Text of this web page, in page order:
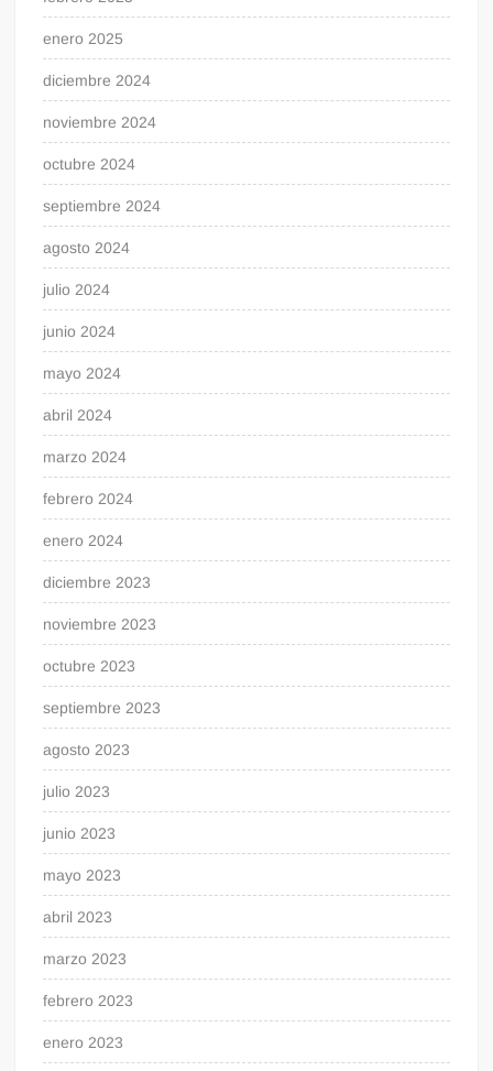
enero 2025
diciembre 2024
noviembre 2024
octubre 2024
septiembre 2024
agosto 2024
julio 2024
junio 2024
mayo 2024
abril 2024
marzo 2024
febrero 2024
enero 2024
diciembre 2023
noviembre 2023
octubre 2023
septiembre 2023
agosto 2023
julio 2023
junio 2023
mayo 2023
abril 2023
marzo 2023
febrero 2023
enero 2023